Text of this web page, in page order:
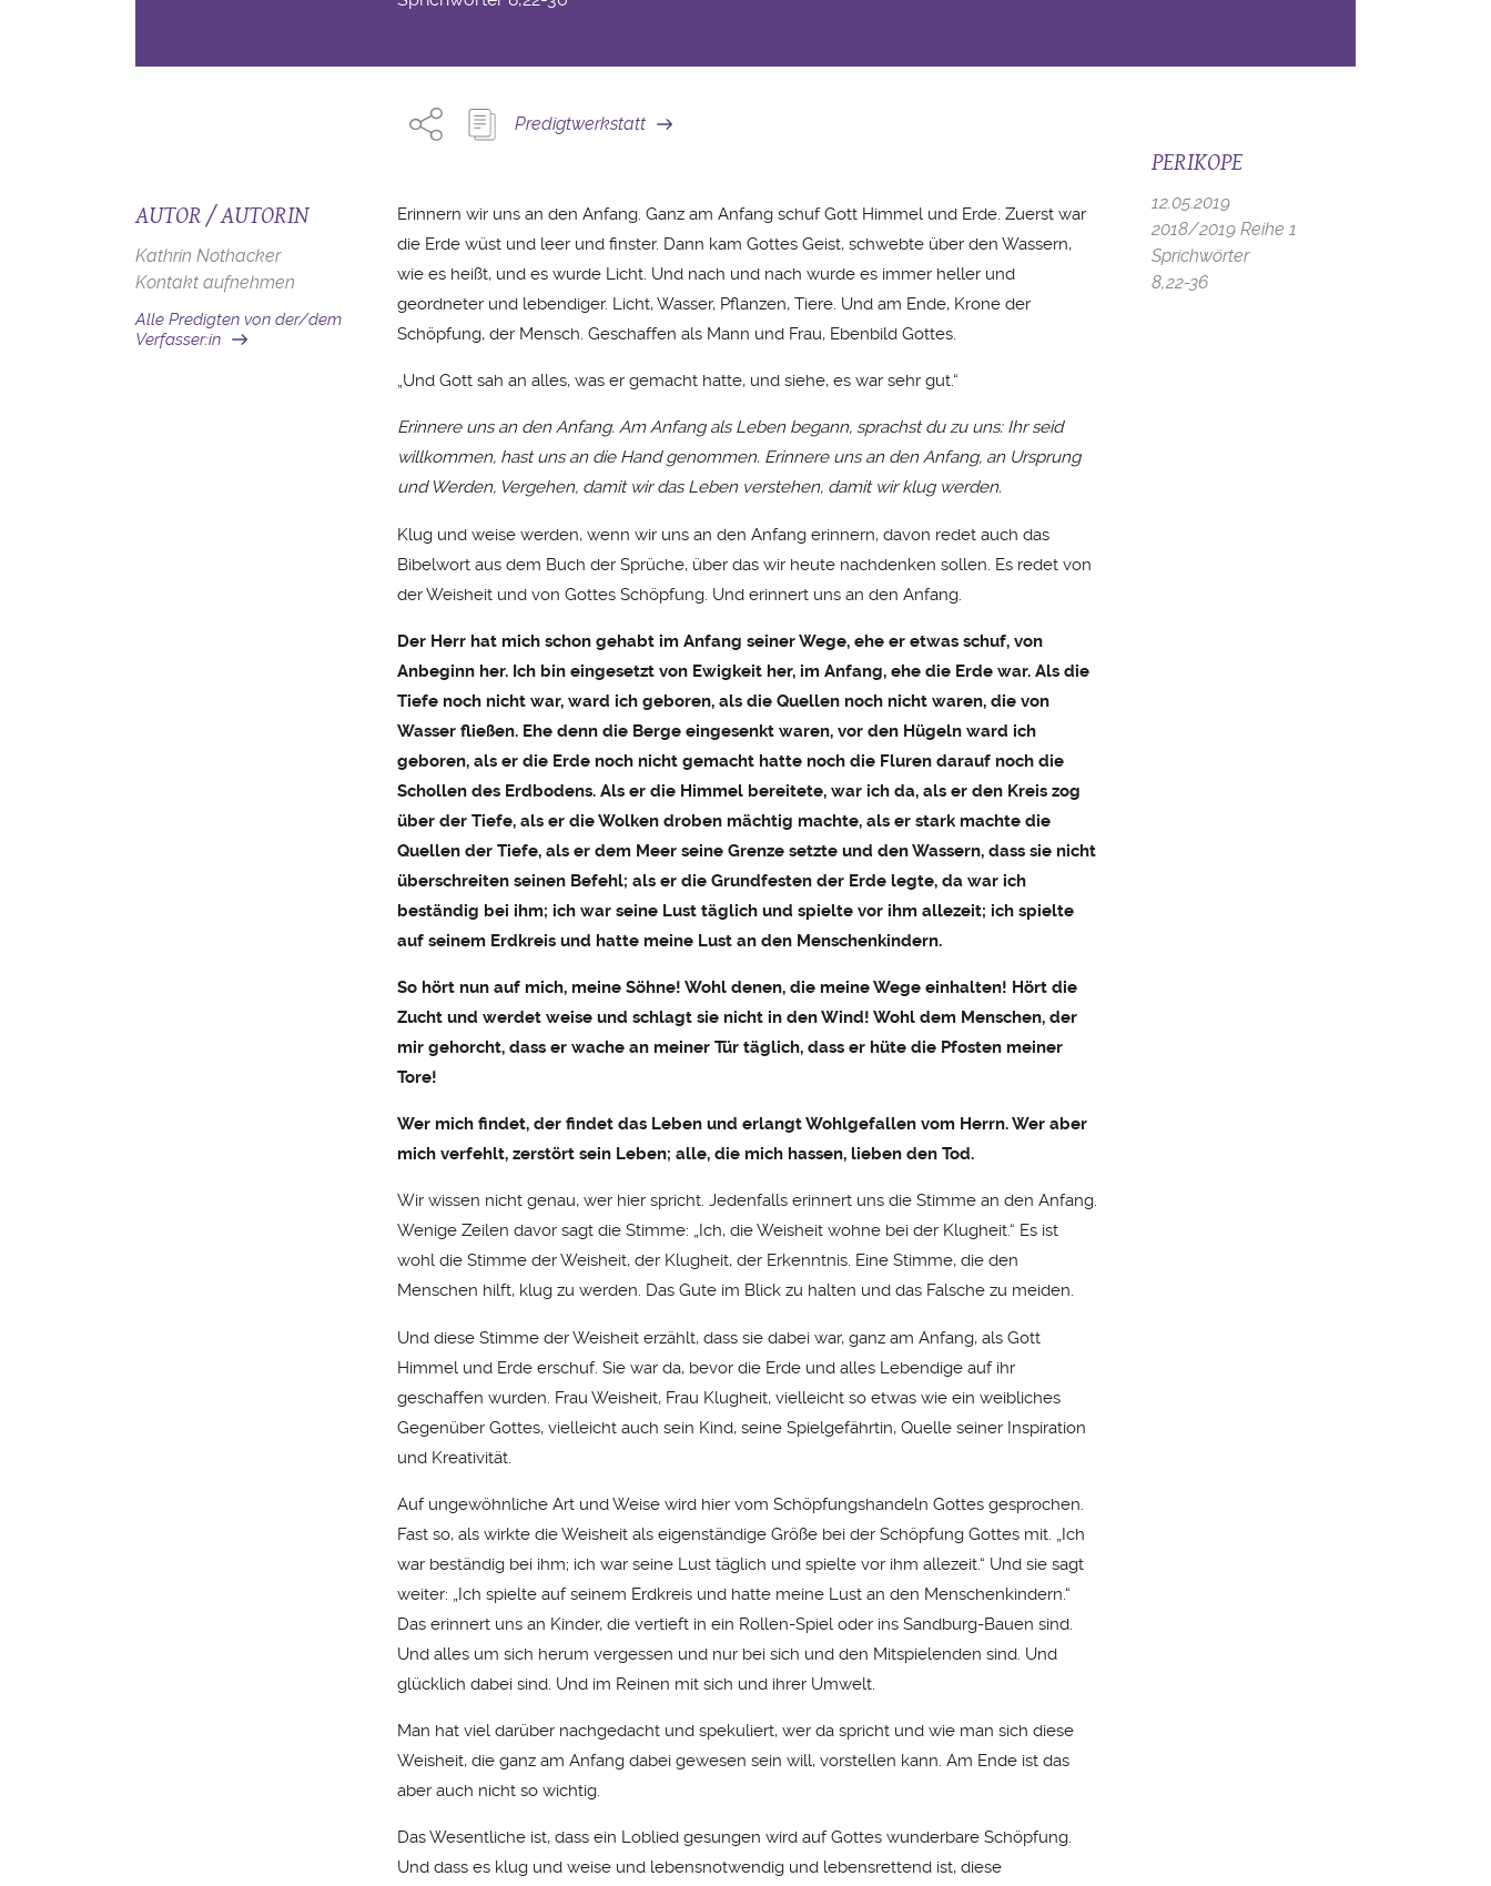
Predigtwerkstatt
AUTOR / AUTORIN
Kathrin Nothacker
Kontakt aufnehmen
Alle Predigten von der/dem
Verfasser:in
Erinnern wir uns an den Anfang. Ganz am Anfang schuf Gott Himmel und Erde. Zuerst war
die Erde wüst und leer und finster. Dann kam Gottes Geist, schwebte über den Wassern,
wie es heißt, und es wurde Licht. Und nach und nach wurde es immer heller und
geordneter und lebendiger. Licht, Wasser, Pflanzen, Tiere. Und am Ende, Krone der
Schöpfung, der Mensch. Geschaffen als Mann und Frau, Ebenbild Gottes.
„Und Gott sah an alles, was er gemacht hatte, und siehe, es war sehr gut.“
Erinnere uns an den Anfang. Am Anfang als Leben begann, sprachst du zu uns: Ihr seid
willkommen, hast uns an die Hand genommen. Erinnere uns an den Anfang, an Ursprung
und Werden, Vergehen, damit wir das Leben verstehen, damit wir klug werden.
Klug und weise werden, wenn wir uns an den Anfang erinnern, davon redet auch das
Bibelwort aus dem Buch der Sprüche, über das wir heute nachdenken sollen. Es redet von
der Weisheit und von Gottes Schöpfung. Und erinnert uns an den Anfang.
Der Herr hat mich schon gehabt im Anfang seiner Wege, ehe er etwas schuf, von
Anbeginn her. Ich bin eingesetzt von Ewigkeit her, im Anfang, ehe die Erde war. Als die
Tiefe noch nicht war, ward ich geboren, als die Quellen noch nicht waren, die von
Wasser fließen. Ehe denn die Berge eingesenkt waren, vor den Hügeln ward ich
geboren, als er die Erde noch nicht gemacht hatte noch die Fluren darauf noch die
Schollen des Erdbodens. Als er die Himmel bereitete, war ich da, als er den Kreis zog
über der Tiefe, als er die Wolken droben mächtig machte, als er stark machte die
Quellen der Tiefe, als er dem Meer seine Grenze setzte und den Wassern, dass sie nicht
überschreiten seinen Befehl; als er die Grundfesten der Erde legte, da war ich
beständig bei ihm; ich war seine Lust täglich und spielte vor ihm allezeit; ich spielte
auf seinem Erdkreis und hatte meine Lust an den Menschenkindern.
So hört nun auf mich, meine Söhne! Wohl denen, die meine Wege einhalten! Hört die
Zucht und werdet weise und schlagt sie nicht in den Wind! Wohl dem Menschen, der
mir gehorcht, dass er wache an meiner Tür täglich, dass er hüte die Pfosten meiner
Tore!
Wer mich findet, der findet das Leben und erlangt Wohlgefallen vom Herrn. Wer aber
mich verfehlt, zerstört sein Leben; alle, die mich hassen, lieben den Tod.
Wir wissen nicht genau, wer hier spricht. Jedenfalls erinnert uns die Stimme an den Anfang.
Wenige Zeilen davor sagt die Stimme: „Ich, die Weisheit wohne bei der Klugheit.“ Es ist
wohl die Stimme der Weisheit, der Klugheit, der Erkenntnis. Eine Stimme, die den
Menschen hilft, klug zu werden. Das Gute im Blick zu halten und das Falsche zu meiden.
Und diese Stimme der Weisheit erzählt, dass sie dabei war, ganz am Anfang, als Gott
Himmel und Erde erschuf. Sie war da, bevor die Erde und alles Lebendige auf ihr
geschaffen wurden. Frau Weisheit, Frau Klugheit, vielleicht so etwas wie ein weibliches
Gegenüber Gottes, vielleicht auch sein Kind, seine Spielgefährtin, Quelle seiner Inspiration
und Kreativität.
Auf ungewöhnliche Art und Weise wird hier vom Schöpfungshandeln Gottes gesprochen.
Fast so, als wirkte die Weisheit als eigenständige Größe bei der Schöpfung Gottes mit. „Ich
war beständig bei ihm; ich war seine Lust täglich und spielte vor ihm allezeit.“ Und sie sagt
weiter: „Ich spielte auf seinem Erdkreis und hatte meine Lust an den Menschenkindern.“
Das erinnert uns an Kinder, die vertieft in ein Rollen-Spiel oder ins Sandburg-Bauen sind.
Und alles um sich herum vergessen und nur bei sich und den Mitspielenden sind. Und
glücklich dabei sind. Und im Reinen mit sich und ihrer Umwelt.
Man hat viel darüber nachgedacht und spekuliert, wer da spricht und wie man sich diese
Weisheit, die ganz am Anfang dabei gewesen sein will, vorstellen kann. Am Ende ist das
aber auch nicht so wichtig.
Das Wesentliche ist, dass ein Loblied gesungen wird auf Gottes wunderbare Schöpfung.
Und dass es klug und weise und lebensnotwendig und lebensrettend ist, diese
PERIKOPE
12.05.2019
2018/2019 Reihe 1
Sprichwörter
8,22-36